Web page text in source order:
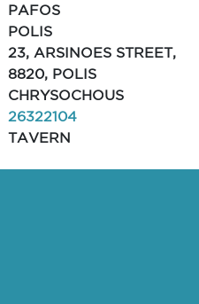
PAFOS
POLIS
23, ARSINOES STREET,
8820, POLIS
CHRYSOCHOUS
26322104
TAVERN